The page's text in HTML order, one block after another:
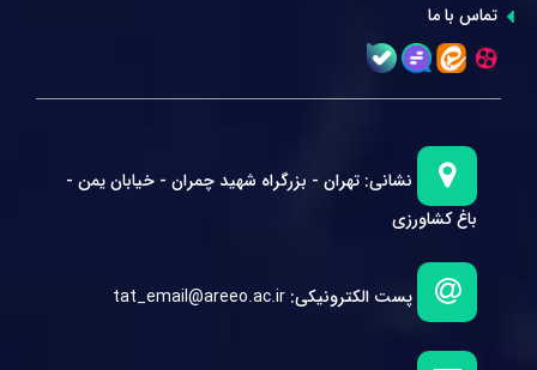
تماس با ما
نشانی: تهران - بزرگراه شهید چمران - خیابان یمن -
باغ کشاورزی
پست الکترونیکی: tat_email@areeo.ac.ir